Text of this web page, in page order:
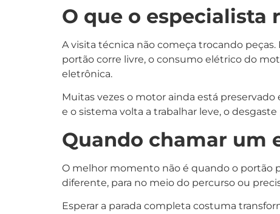
O que o especialista
A visita técnica não começa trocando
portão corre livre, o consumo elétrico do
eletrônica.
Muitas vezes o motor ainda está
e o sistema volta a trabalhar leve, o desgaste
Quando chamar um
O melhor momento não é quando o portão
diferente, para no meio do percurso ou
Esperar a parada completa costuma